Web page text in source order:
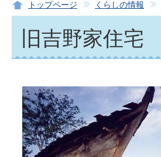
トップページ くらしの情報
旧吉野家住宅